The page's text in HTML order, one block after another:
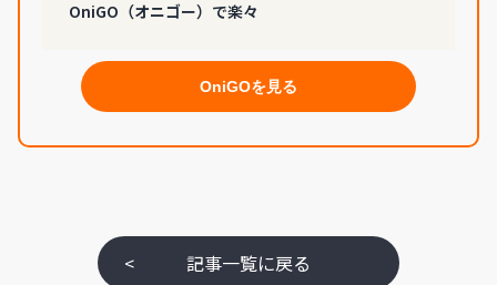
OniGO（オニゴー）で楽々
OniGOを見る
< 記事一覧に戻る